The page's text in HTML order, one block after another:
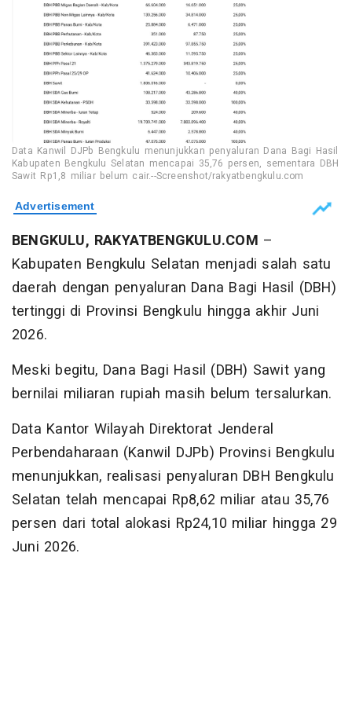
Data Kanwil DJPb Bengkulu menunjukkan penyaluran Dana Bagi Hasil
Kabupaten Bengkulu Selatan mencapai 35,76 persen, sementara DBH
Sawit Rp1,8 miliar belum cair.--Screenshot/rakyatbengkulu.com
BENGKULU, RAKYATBENGKULU.COM –
Kabupaten Bengkulu Selatan menjadi salah satu
daerah dengan penyaluran Dana Bagi Hasil (DBH)
tertinggi di Provinsi Bengkulu hingga akhir Juni
2026.
Meski begitu, Dana Bagi Hasil (DBH) Sawit yang
bernilai miliaran rupiah masih belum tersalurkan.
Data Kantor Wilayah Direktorat Jenderal
Perbendaharaan (Kanwil DJPb) Provinsi Bengkulu
menunjukkan, realisasi penyaluran DBH Bengkulu
Selatan telah mencapai Rp8,62 miliar atau 35,76
persen dari total alokasi Rp24,10 miliar hingga 29
Juni 2026.